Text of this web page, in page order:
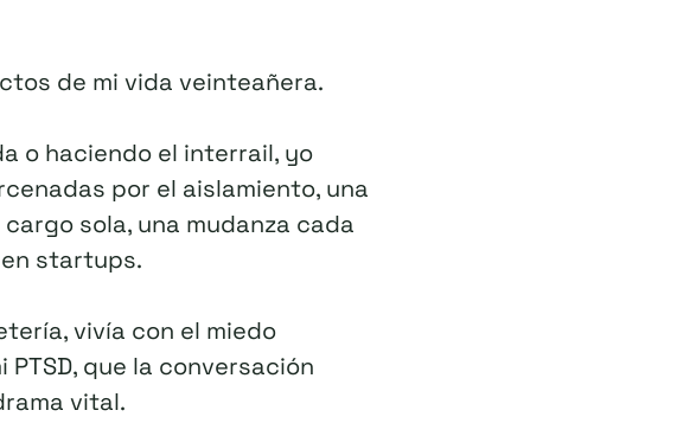
de mi vida veinteañera.
o haciendo el interrail, yo
por el aislamiento, una
sola, una mudanza cada
startups.
vivía con el miedo
que la conversación
vital.